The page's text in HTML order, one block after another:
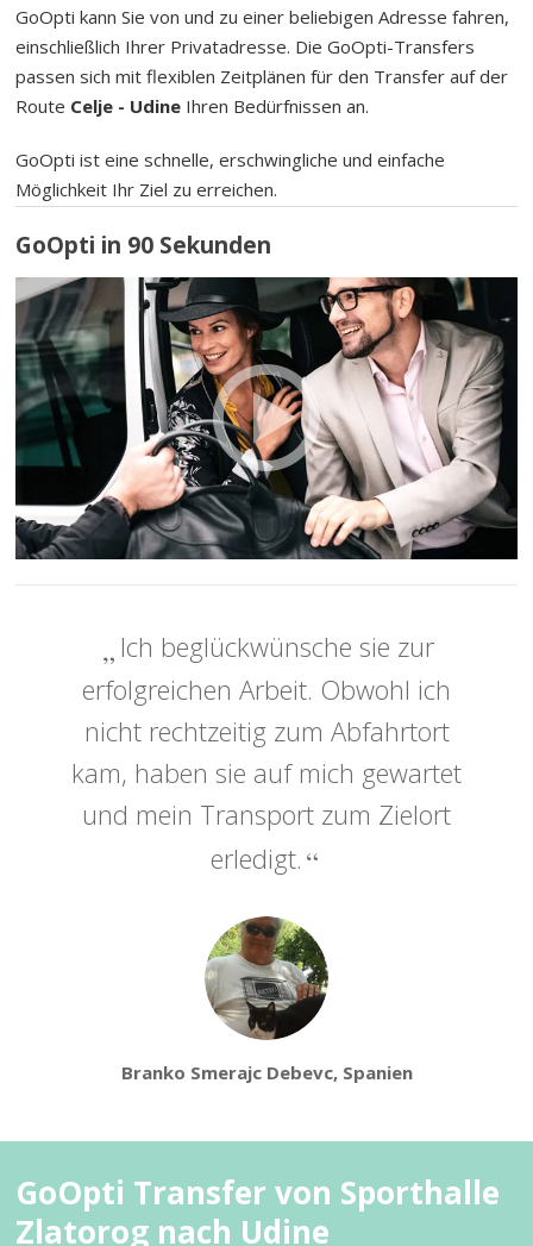
GoOpti kann Sie von und zu einer beliebigen Adresse fahren,
einschließlich Ihrer Privatadresse. Die GoOpti-Transfers
passen sich mit flexiblen Zeitplänen für den Transfer auf der
Route Celje - Udine Ihren Bedürfnissen an.
GoOpti ist eine schnelle, erschwingliche und einfache
Möglichkeit Ihr Ziel zu erreichen.
GoOpti in 90 Sekunden
Ich beglückwünsche sie zur
erfolgreichen Arbeit. Obwohl ich
nicht rechtzeitig zum Abfahrtort
kam, haben sie auf mich gewartet
und mein Transport zum Zielort
erledigt.
Branko Smerajc Debevc, Spanien
GoOpti Transfer von Sporthalle
Zlatorog nach Udine